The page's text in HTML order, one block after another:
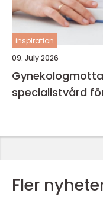
inspiration
09. July 2026
specialistvård
Fler